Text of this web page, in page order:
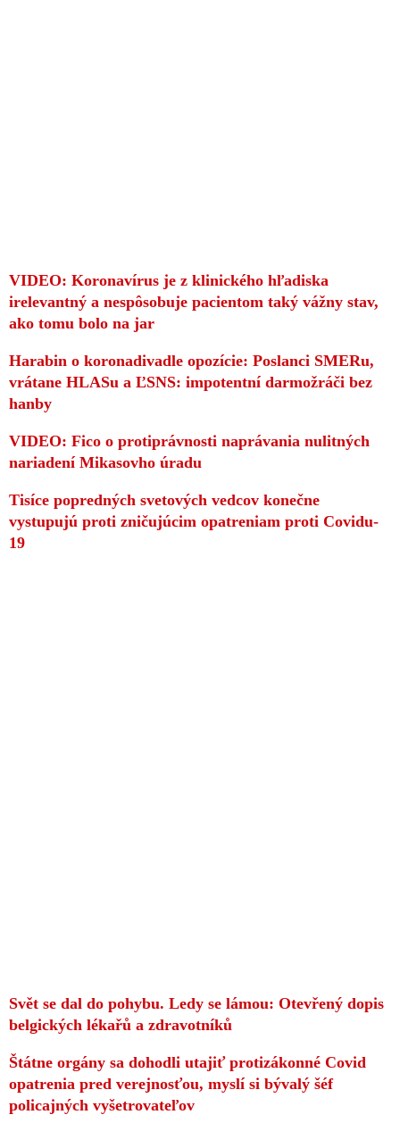
VIDEO: Koronavírus je z klinického hľadiska
irelevantný a nespôsobuje pacientom taký vážny stav,
ako tomu bolo na jar
Harabin o koronadivadle opozície: Poslanci SMERu,
vrátane HLASu a ĽSNS: impotentní darmožráči bez
hanby
VIDEO: Fico o protiprávnosti naprávania nulitných
nariadení Mikasovho úradu
Tisíce popredných svetových vedcov konečne
vystupujú proti zničujúcim opatreniam proti Covidu-
19
Svět se dal do pohybu. Ledy se lámou: Otevřený dopis
belgických lékařů a zdravotníků
Štátne orgány sa dohodli utajiť protizákonné Covid
opatrenia pred verejnosťou, myslí si bývalý šéf
policajných vyšetrovateľov